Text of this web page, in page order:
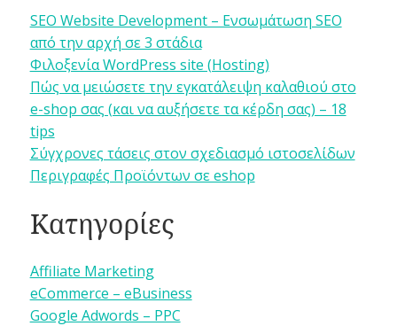
SEO Website Development – Ενσωμάτωση SEO
από την αρχή σε 3 στάδια
Φιλοξενία WordPress site (Hosting)
Πώς να μειώσετε την εγκατάλειψη καλαθιού στο
e-shop σας (και να αυξήσετε τα κέρδη σας) – 18
tips
Σύγχρονες τάσεις στον σχεδιασμό ιστοσελίδων
Περιγραφές Προϊόντων σε eshop
Κατηγορίες
Affiliate Marketing
eCommerce – eBusiness
Google Adwords – PPC